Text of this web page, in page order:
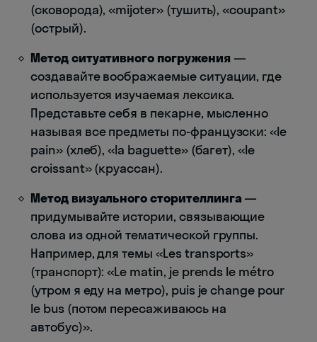
(сковорода), «mijoter» (тушить), «coupant»
(острый).
Метод ситуативного погружения —
создавайте воображаемые ситуации, где
используется изучаемая лексика.
Представьте себя в пекарне, мысленно
называя все предметы по-французски: «le
pain» (хлеб), «la baguette» (багет), «le
croissant» (круассан).
Метод визуального сторителлинга —
придумывайте истории, связывающие
слова из одной тематической группы.
Например, для темы «Les transports»
(транспорт): «Le matin, je prends le métro
(утром я еду на метро), puis je change pour
le bus (потом пересаживаюсь на
автобус)».